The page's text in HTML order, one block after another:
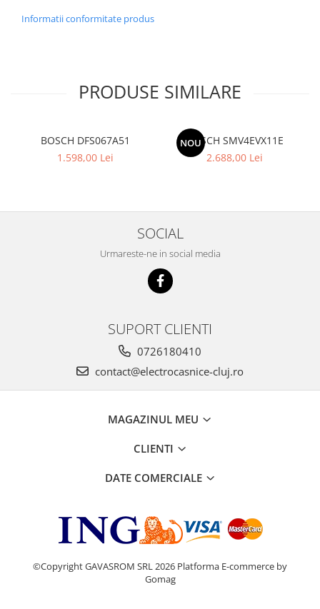
Informatii conformitate produs
PRODUSE SIMILARE
BOSCH DFS067A51
1.598,00 Lei
NOU
BOSCH SMV4EVX11E
2.688,00 Lei
SOCIAL
Urmareste-ne in social media
SUPORT CLIENTI
0726180410
contact@electrocasnice-cluj.ro
MAGAZINUL MEU
CLIENTI
DATE COMERCIALE
©Copyright GAVASROM SRL 2026 Platforma E-commerce by
Gomag